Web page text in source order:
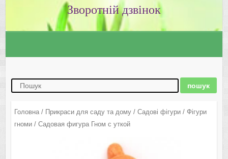
Зворотній дзвінок
Головна/ Прикраси для саду та дому/ Садові фігури/ Фігури
гноми/ Садовая фигура Гном с уткой